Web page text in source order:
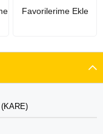
Favorilerime Ekle